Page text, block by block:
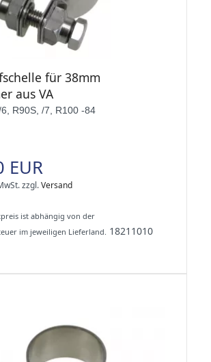
für 38mm
aus VA
R90S, /7, R100 -84
EUR
zzgl.Versand
ist abhängig von der
im jeweiligen Lieferland.
18211010